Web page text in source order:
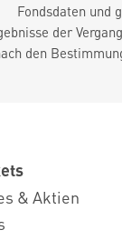
Fondsdaten und
der
den
& Aktien